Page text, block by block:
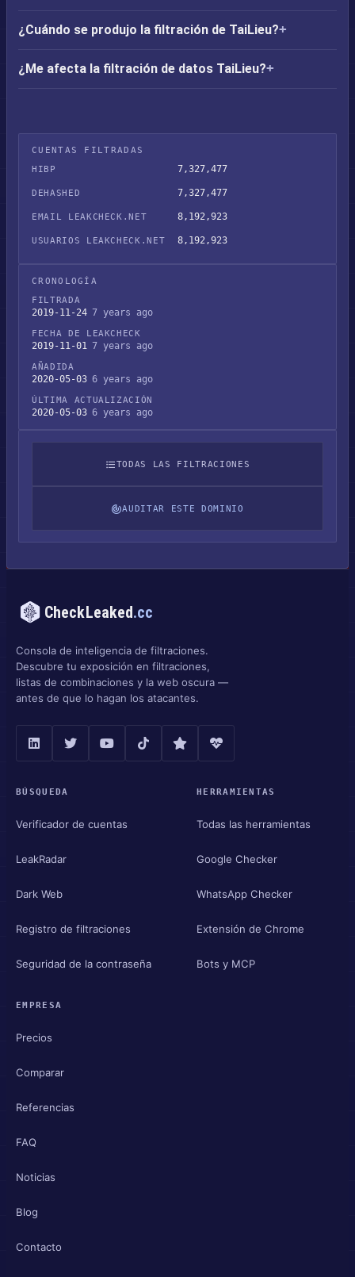
¿Cuándo se produjo la filtración de TaiLieu?
¿Me afecta la filtración de datos TaiLieu?
CUENTAS FILTRADAS
HIBP
7,327,477
DEHASHED 7,327,477
EMAIL LEAKCHECK.NET 8,192,923
USUARIOS LEAKCHECK.NET 8,192,923
CRONOLOGÍA
FILTRADA
2019-11-24 7 years ago
FECHA DE LEAKCHECK
2019-11-01 7 years ago
AÑADIDA
2020-05-03 6 years ago
ÚLTIMA ACTUALIZACIÓN
2020-05-03 6 years ago
TODAS LAS FILTRACIONES
AUDITAR ESTE DOMINIO
CheckLeaked.cc
Consola de inteligencia de filtraciones.
Descubre tu exposición en filtraciones,
listas de combinaciones y la web oscura —
antes de que lo hagan los atacantes.
BÚSQUEDA
Verificador de cuentas
LeakRadar
Dark Web
Registro de filtraciones
Seguridad de la contraseña
HERRAMIENTAS
Todas las herramientas
Google Checker
WhatsApp Checker
Extensión de Chrome
Bots y MCP
EMPRESA
Precios
Comparar
Referencias
FAQ
Noticias
Blog
Contacto